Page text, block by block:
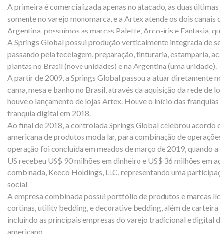
A primeira é comercializada apenas no atacado, as duas
somente no varejo monomarca, e a Artex atende os dois canais
Argentina, possuímos as marcas Palette, Arco-íris e Fantasia,
A Springs Global possui produção verticalmente integrada de
passando pela tecelagem, preparação, tinturaria, estamparia,
plantas no Brasil (nove unidades) e na Argentina (uma unidade).
A partir de 2009, a Springs Global passou a atuar diretamente
cama, mesa e banho no Brasil, através da aquisição da rede de
houve o lançamento de lojas Artex. Houve o início das
franquia digital em 2018.
Ao final de 2018, a controlada Springs Global celebrou acordo
americana de produtos moda lar, para combinação de
operação foi concluída em meados de março de 2019, quando
US recebeu US$ 90 milhões em dinheiro e US$ 36 milhões em
combinada, Keeco Holdings, LLC, representando uma
social.
A empresa combinada possui portfólio de produtos e marcas
cortinas, utility bedding, e decorative bedding, além de
incluindo as principais empresas do varejo tradicional e digital
americano.